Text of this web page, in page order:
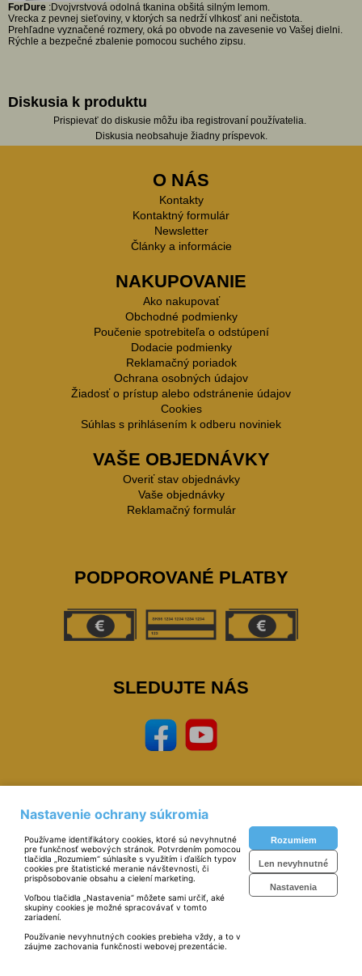
ForDure :Dvojvrstvová odolná tkanina obšitá silným lemom.
Vrecka z pevnej sieťoviny, v ktorých sa nedrží vlhkosť ani nečistota.
Prehľadne vyznačené rozmery, oká po obvode na zavesenie vo Vašej dielni.
Rýchle a bezpečné zbalenie pomocou suchého zipsu.
Diskusia k produktu
Prispievať do diskusie môžu iba registrovaní používatelia.
Diskusia neobsahuje žiadny príspevok.
O NÁS
Kontakty
Kontaktný formulár
Newsletter
Články a informácie
NAKUPOVANIE
Ako nakupovať
Obchodné podmienky
Poučenie spotrebiteľa o odstúpení
Dodacie podmienky
Reklamačný poriadok
Ochrana osobných údajov
Žiadosť o prístup alebo odstránenie údajov
Cookies
Súhlas s prihlásením k odberu noviniek
VAŠE OBJEDNÁVKY
Overiť stav objednávky
Vaše objednávky
Reklamačný formulár
PODPOROVANÉ PLATBY
SLEDUJTE NÁS
Prevádzkovateľ: © Miloš Sipták - zeleziarstvo.sk 2023, zeleziarstvo, eshop,
naradie, nastoroje, zverak, narex, bosch, mars, extol, skrinky, zvaracky, elektrody, kukly,
metre, vodovahy, vrtaky, pilky
Technické riešenie:© MiBe ESHOP 2023 verzia: 51
Nastavenie ochrany súkromia
Používame identifikátory cookies, ktoré sú nevyhnutné
pre funkčnosť webových stránok. Potvrdením pomocou
tlačidla „Rozumiem“ súhlasíte s využitím i ďalších typov
cookies pre štatistické meranie návštevnosti, či
prispôsobovanie obsahu a cielení marketing.
Voľbou tlačidla „Nastavenia“ môžete sami určiť, aké
skupiny cookies je možné spracovávať v tomto
zariadení.
Používanie nevyhnutných cookies prebieha vždy, a to v
záujme zachovania funkčnosti webovej prezentácie.
Rozumiem
Len nevyhnutné
Nastavenia